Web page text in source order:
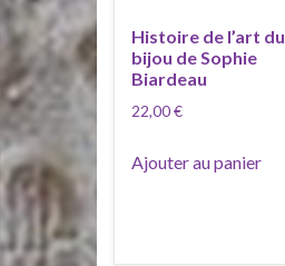
Histoire de l’art du
bijou de Sophie
Biardeau
22,00€
Ajouter au panier